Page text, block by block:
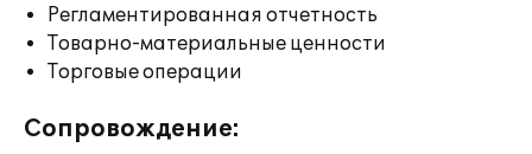
Регламентированная отчетность
Товарно-материальные ценности
Торговые операции
Сопровождение: